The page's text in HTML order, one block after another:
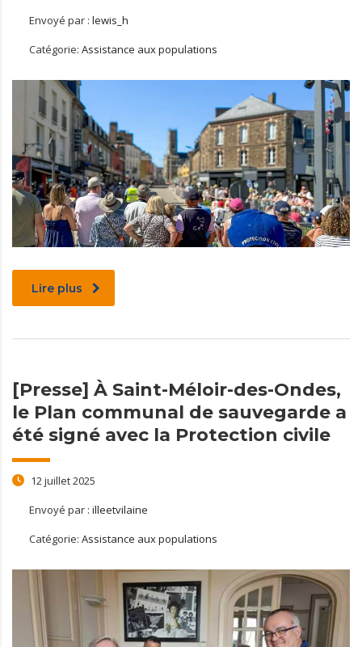
Envoyé par : lewis_h
Catégorie: Assistance aux populations
Lire plus
[Presse] À Saint-Méloir-des-Ondes,
le Plan communal de sauvegarde a
été signé avec la Protection civile
12 juillet 2025
Envoyé par : illeetvilaine
Catégorie: Assistance aux populations